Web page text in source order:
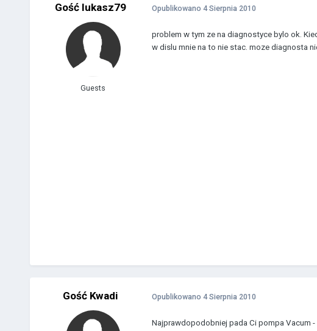
Gość lukasz79
Guests
Opublikowano 4 Sierpnia 2010
problem w tym ze na diagnostyce bylo ok.
w dislu mnie na to nie stac. moze diagnosta
Gość Kwadi Opublikowano 4 Sierpnia 2010
Najprawdopodobniej pada Ci pompa Vacum